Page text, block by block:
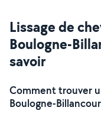
Lissage de
Boulogne-
savoir
Comment trouver
Boulogne-